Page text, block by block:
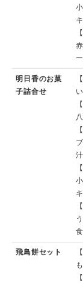
明日香のお菓
子詰合せ
汁
飛鳥餅セット